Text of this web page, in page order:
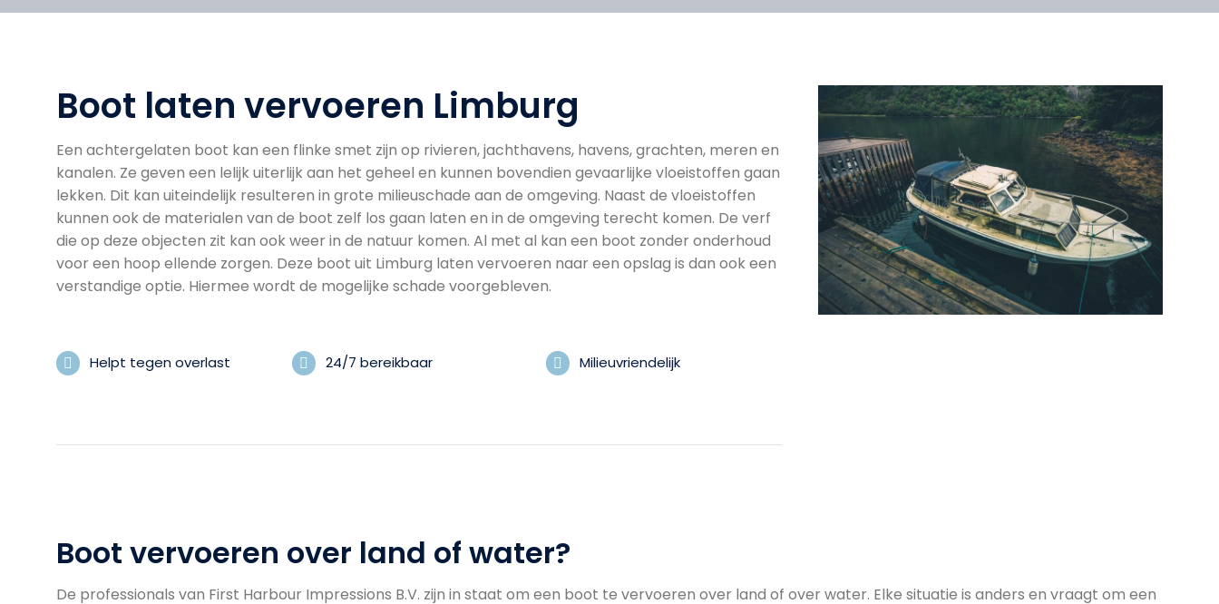
Boot laten vervoeren Limburg
Een achtergelaten boot kan een flinke smet zijn op rivieren, jachthavens, havens, grachten, meren en
kanalen. Ze geven een lelijk uiterlijk aan het geheel en kunnen bovendien gevaarlijke vloeistoffen gaan
lekken. Dit kan uiteindelijk resulteren in grote milieuschade aan de omgeving. Naast de vloeistoffen
kunnen ook de materialen van de boot zelf los gaan laten en in de omgeving terecht komen. De verf
die op deze objecten zit kan ook weer in de natuur komen. Al met al kan een boot zonder onderhoud
voor een hoop ellende zorgen. Deze boot uit Limburg laten vervoeren naar een opslag is dan ook een
verstandige optie. Hiermee wordt de mogelijke schade voorgebleven.
Helpt tegen overlast 24/7 bereikbaar Milieuvriendelijk
Boot vervoeren over land of water?
De professionals van First Harbour Impressions B.V. zijn in staat om een boot te vervoeren over land of over water. Elke situatie is anders en vraagt om een